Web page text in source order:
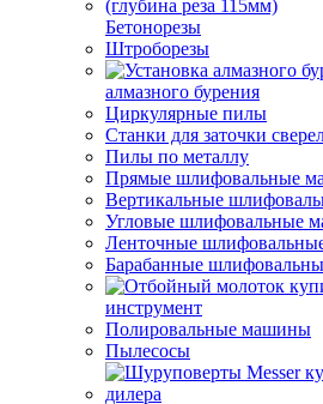
Бетонорезы
Штроборезы
алмазного бурения
Циркулярные пилы
Станки для заточки
Пилы по металлу
Прямые шлифовальные
Вертикальные
Угловые шлифовальные
Ленточные
Барабанные
инструмент
Полировальные машины
Пылесосы